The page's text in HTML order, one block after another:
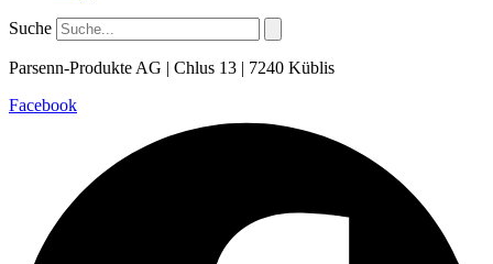
Suche
Parsenn-Produkte AG | Chlus 13 | 7240 Küblis
Facebook